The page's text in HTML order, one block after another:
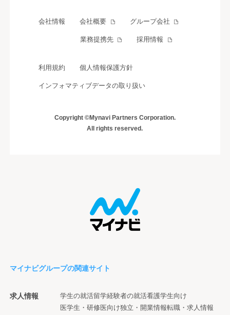
会社情報 会社概要 グループ会社
業務提携先 採用情報
利用規約 個人情報保護方針
インフォマティブデータの取り扱い
Copyright ©Mynavi Partners Corporation.
All rights reserved.
マイナビグループの関連サイト
求人情報 学生の就活留学経験者の就活看護学生向け
医学生・研修医向け独立・開業情報転職・求人情報